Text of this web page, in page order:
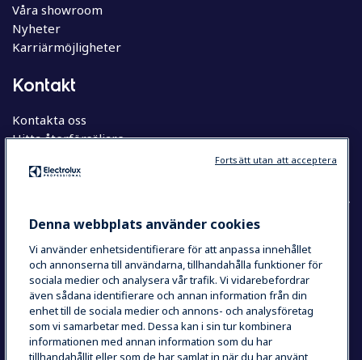
Våra showroom
Nyheter
Karriärmöjligheter
Kontakt
Kontakta oss
Hitta återförsäljare
COUNTRY AND LANGUAGE
YOUR SELECTION: SVERIGE
Integritetspolicy
Cookie Policy
Användarvillkor
Denna webbplats använder cookies
Vi använder enhetsidentifierare för att anpassa innehållet
och annonserna till användarna, tillhandahålla funktioner för
sociala medier och analysera vår trafik. Vi vidarebefordrar
även sådana identifierare och annan information från din
enhet till de sociala medier och annons- och analysföretag
som vi samarbetar med. Dessa kan i sin tur kombinera
informationen med annan information som du har
tillhandahållit eller som de har samlat in när du har använt
Fortsätt utan att acceptera